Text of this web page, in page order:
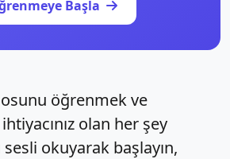
Başla
öğrenmek ve
olan her şey
okuyarak başlayın,